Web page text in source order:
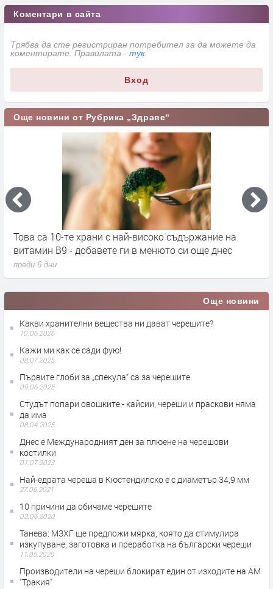
Коментари в сайта
Трябва да сте регистриран потребител за да можете да
коментирате. Правилата - тук
Вход
Още новини от Рубрика „Здраве“
Това са 10-те храни с най-високо съдържание на
витамин B9 - добавете ги в менюто си още днес
преди 6 дни
Още новини
Какви хранителни вещества ни дават черешите?
10.06.2026
Кажи ми как се са̀ди фую!
08.07.2025
Първите глоби за „спекула“ са за черешите
09.06.2025
Студът попари овошките - кайсии, череши и праскови няма
да има
08.04.2025
Днес е Международният ден за плюене на черешови
костилки
01.07.2023
Най-едрата череша в Кюстендилско е с диаметър 34,9 мм
27.06.2021
10 причини да обичаме черешите
03.06.2020
Танева: МЗХГ ще предложи мярка, която да стимулира
изкупуване, заготовка и преработка на български череши
11.05.2020
Производители на череши блокират един от изходите на АМ
"Тракия"